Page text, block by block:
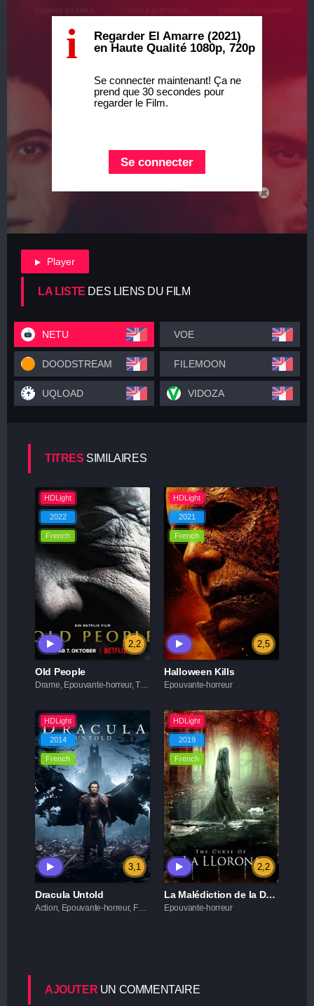
i
Regarder El Amarre (2021)
en Haute Qualité 1080p, 720p
Se connecter maintenant! Ça ne
prend que 30 secondes pour
regarder le Film.
Se connecter
Player
LA LISTE DES LIENS DU FILM
NETU VOE
DOODSTREAM FILEMOON
UQLOAD VIDOZA
TITRES SIMILAIRES
HDLight
2022
French
2,2
Old People
Drame, Epouvante-horreur, Thriller
HDLight
2021
French
2,5
Halloween Kills
Epouvante-horreur
HDLight
2014
French
3,1
Dracula Untold
Action, Epouvante-horreur, Fantastique
HDLight
2019
French
2,2
La Malédiction de la Dame blanche
Epouvante-horreur
AJOUTER UN COMMENTAIRE